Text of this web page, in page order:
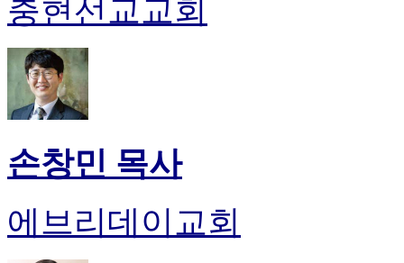
충현선교교회
손창민 목사
에브리데이교회